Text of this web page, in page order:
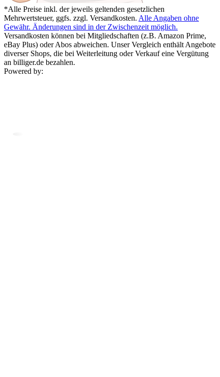
*Alle Preise inkl. der jeweils geltenden gesetzlichen
Mehrwertsteuer, ggfs. zzgl. Versandkosten. Alle Angaben ohne
Gewähr. Änderungen sind in der Zwischenzeit möglich.
Versandkosten können bei Mitgliedschaften (z.B. Amazon Prime,
eBay Plus) oder Abos abweichen. Unser Vergleich enthält Angebote
diverser Shops, die bei Weiterleitung oder Verkauf eine Vergütung
an billiger.de bezahlen.
Powered by: